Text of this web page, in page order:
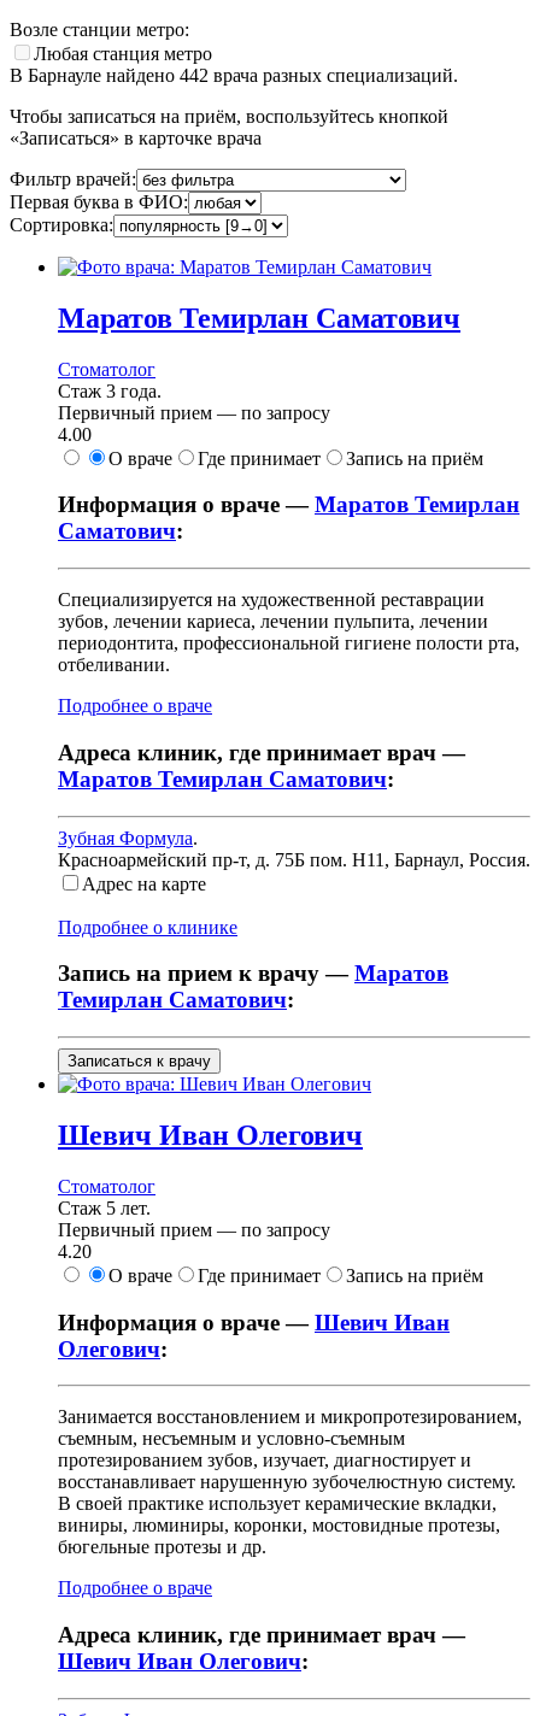
Возле станции метро:
Любая станция метро
В Барнауле найдено 442 врача разных специализаций.
Чтобы записаться на приём, воспользуйтесь кнопкой
«Записаться» в карточке врача
Фильтр врачей:
Первая буква в ФИО:
Сортировка:
Маратов Темирлан Саматович
Стоматолог
Стаж 3 года.
Первичный прием — по запросу
4.00
О враче
Где принимает Запись на приём
Информация о враче —Маратов Темирлан
Саматович:
Специализируется на художественной реставрации
зубов, лечении кариеса, лечении пульпита, лечении
периодонтита, профессиональной гигиене полости рта,
отбеливании.
Подробнее о враче
Адреса клиник, где принимает врач —
Маратов Темирлан Саматович:
Зубная Формула.
Красноармейский пр-т, д. 75Б пом. Н11 , Барнаул, Россия.
Адрес на карте
Подробнее о клинике
Запись на прием к врачу —Маратов
Темирлан Саматович:
Записаться к врачу
Шевич Иван Олегович
Стоматолог
Стаж 5 лет.
Первичный прием — по запросу
4.20
О враче
Где принимает Запись на приём
Информация о враче —Шевич Иван
Олегович:
Занимается восстановлением и микропротезированием,
съемным, несъемным и условно-съемным
протезированием зубов, изучает, диагностирует и
восстанавливает нарушенную зубочелюстную систему.
В своей практике использует керамические вкладки,
виниры, люминиры, коронки, мостовидные протезы,
бюгельные протезы и др.
Подробнее о враче
Адреса клиник, где принимает врач —
Шевич Иван Олегович: